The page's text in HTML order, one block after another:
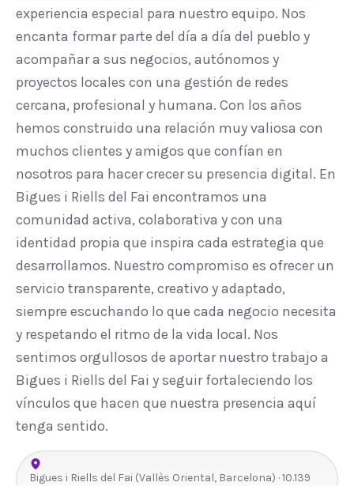
experiencia especial para nuestro equipo. Nos
encanta formar parte del día a día del pueblo y
acompañar a sus negocios, autónomos y
proyectos locales con una gestión de redes
cercana, profesional y humana. Con los años
hemos construido una relación muy valiosa con
muchos clientes y amigos que confían en
nosotros para hacer crecer su presencia digital. En
Bigues i Riells del Fai encontramos una
comunidad activa, colaborativa y con una
identidad propia que inspira cada estrategia que
desarrollamos. Nuestro compromiso es ofrecer un
servicio transparente, creativo y adaptado,
siempre escuchando lo que cada negocio necesita
y respetando el ritmo de la vida local. Nos
sentimos orgullosos de aportar nuestro trabajo a
Bigues i Riells del Fai y seguir fortaleciendo los
vínculos que hacen que nuestra presencia aquí
tenga sentido.
Bigues i Riells del Fai (Vallès Oriental, Barcelona) ·10.139